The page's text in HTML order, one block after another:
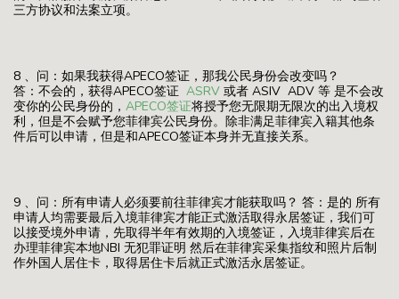
三方协议和法案立项。
8 、问：如果我获得APECO签证，那我公民身份会改变吗？
答：不会的，获得APECO签证 ASRV 或者 ASIV ADV 等 是不会改
变你的公民身份的， APECO签证将授予您无限期无限次的出入境权
利，但是不会赋予您菲律宾公民身份。除非满足菲律宾入籍其他条
件后可以申请，但是和APECO签证本身并无直接关系。
9 、问：所有申请人必须要前往菲律宾才能获取吗？ 答：是的 所有
申请人均需要最后入境菲律宾才能正式激活取得永居签证，我们可
以接受境外申请，先取得半年有效期的入境签证，入境菲律宾后在
办理菲律宾本地NBI 无犯罪证明 然后在菲律宾采集指纹和照片后制
作外国人居住卡，取得居住卡后就正式激活永居签证。